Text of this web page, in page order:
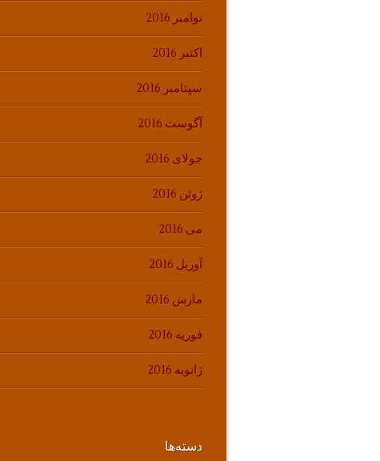
نوامبر 2016
اکتبر 2016
سپتامبر 2016
آگوست 2016
جولای 2016
ژوئن 2016
می 2016
آوریل 2016
مارس 2016
فوریه 2016
ژانویه 2016
دسته‌ها